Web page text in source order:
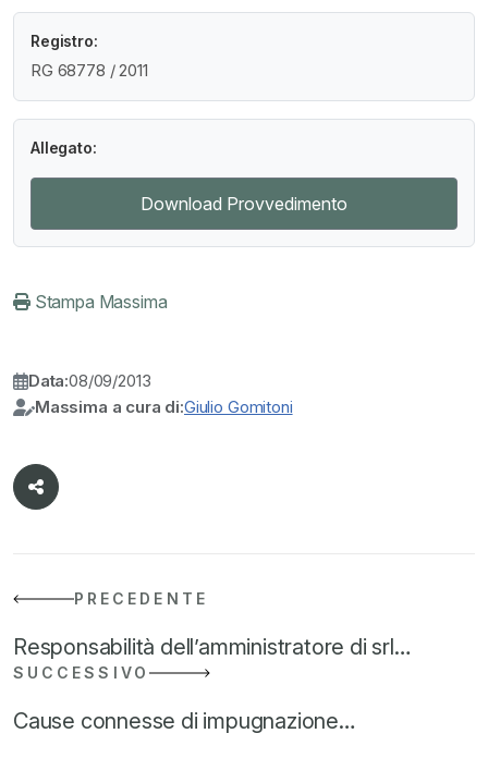
Registro:
RG 68778 / 2011
Allegato:
Download Provvedimento
Stampa Massima
Data:08/09/2013
Massima a cura di:Giulio Gomitoni
PRECEDENTE
Responsabilità dell’amministratore di srl…
SUCCESSIVO
Cause connesse di impugnazione…